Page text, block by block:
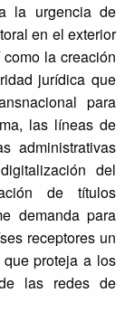
la urgencia de
en el exterior
la creación
jurídica que
para
las líneas de
administrativas
del
de títulos
demanda para
receptores un
proteja a los
las redes de